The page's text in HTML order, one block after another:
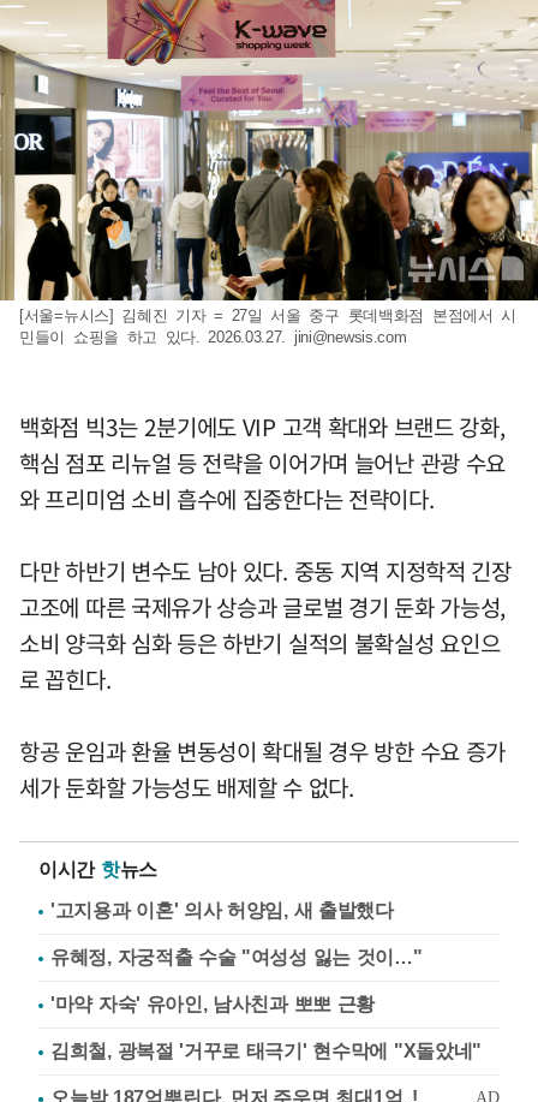
[서울=뉴시스] 김혜진 기자 = 27일 서울 중구 롯데백화점 본점에서 시
민들이 쇼핑을 하고 있다. 2026.03.27. jini@newsis.com
백화점 빅3는 2분기에도 VIP 고객 확대와 브랜드 강화,
핵심 점포 리뉴얼 등 전략을 이어가며 늘어난 관광 수요
와 프리미엄 소비 흡수에 집중한다는 전략이다.
다만 하반기 변수도 남아 있다. 중동 지역 지정학적 긴장
고조에 따른 국제유가 상승과 글로벌 경기 둔화 가능성,
소비 양극화 심화 등은 하반기 실적의 불확실성 요인으
로 꼽힌다.
항공 운임과 환율 변동성이 확대될 경우 방한 수요 증가
세가 둔화할 가능성도 배제할 수 없다.
이시간 핫뉴스
'고지용과 이혼' 의사 허양임, 새 출발했다
유혜정, 자궁적출 수술 "여성성 잃는 것이…"
'마약 자숙' 유아인, 남사친과 뽀뽀 근황
김희철, 광복절 '거꾸로 태극기' 현수막에 "X돌았네"